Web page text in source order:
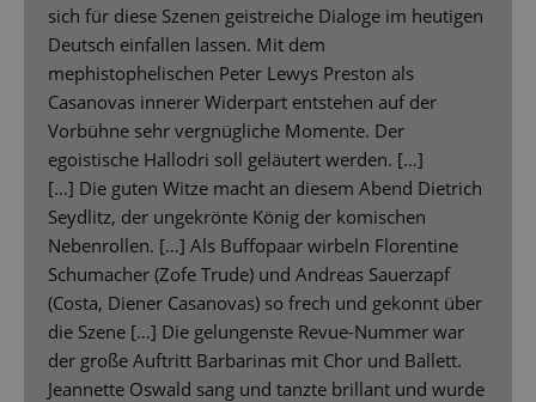
sich für diese Szenen geistreiche Dialoge im heutigen
Deutsch einfallen lassen. Mit dem
mephistophelischen Peter Lewys Preston als
Casanovas innerer Widerpart entstehen auf der
Vorbühne sehr vergnügliche Momente. Der
egoistische Hallodri soll geläutert werden. […]
[…] Die guten Witze macht an diesem Abend Dietrich
Seydlitz, der ungekrönte König der komischen
Nebenrollen. […] Als Buffopaar wirbeln Florentine
Schumacher (Zofe Trude) und Andreas Sauerzapf
(Costa, Diener Casanovas) so frech und gekonnt über
die Szene […] Die gelungenste Revue-Nummer war
der große Auftritt Barbarinas mit Chor und Ballett.
Jeannette Oswald sang und tanzte brillant und wurde